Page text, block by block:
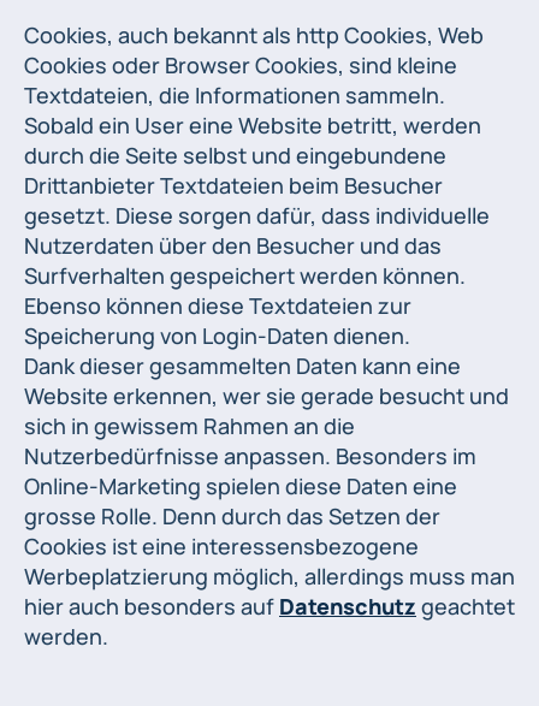
Cookies, auch bekannt als http Cookies, Web
Cookies oder Browser Cookies, sind kleine
Textdateien, die Informationen sammeln.
Sobald ein User eine Website betritt, werden
durch die Seite selbst und eingebundene
Drittanbieter Textdateien beim Besucher
gesetzt. Diese sorgen dafür, dass individuelle
Nutzerdaten über den Besucher und das
Surfverhalten gespeichert werden können.
Ebenso können diese Textdateien zur
Speicherung von Login-Daten dienen.
Dank dieser gesammelten Daten kann eine
Website erkennen, wer sie gerade besucht und
sich in gewissem Rahmen an die
Nutzerbedürfnisse anpassen. Besonders im
Online-Marketing spielen diese Daten eine
grosse Rolle. Denn durch das Setzen der
Cookies ist eine interessensbezogene
Werbeplatzierung möglich, allerdings muss man
hier auch besonders auf Datenschutz geachtet
werden.